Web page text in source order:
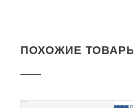
ПОХОЖИЕ